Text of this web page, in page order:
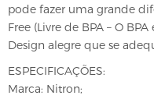
pode fazer uma grande
Free (Livre de BPA – O
Design alegre que se
ESPECIFICAÇÕES:
Marca: Nitron;